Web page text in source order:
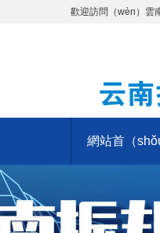
歡迎訪問（wèn）雲
網站首（